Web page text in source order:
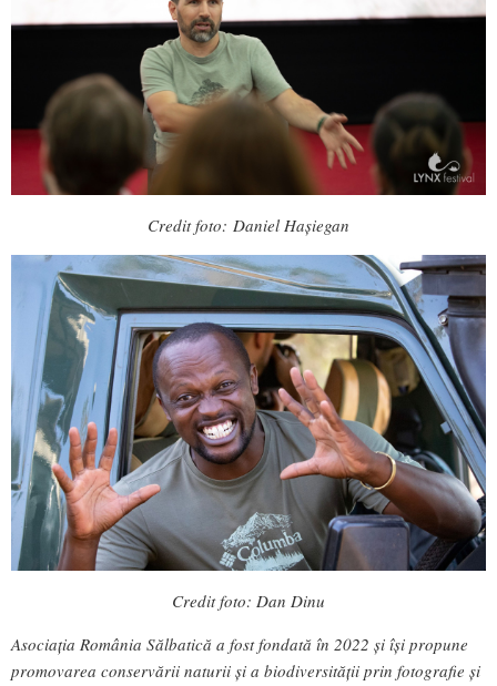
Credit foto: Daniel Hașiegan
Credit foto: Dan Dinu
Asociația România Sălbatică a fost fondată în 2022 și își propune
promovarea conservării naturii și a biodiversității prin fotografie și